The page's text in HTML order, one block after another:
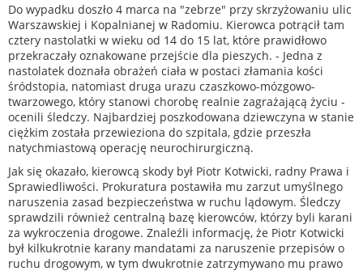
Do wypadku doszło 4 marca na "zebrze" przy skrzyżowaniu ulic
Warszawskiej i Kopalnianej w Radomiu. Kierowca potrącił tam
cztery nastolatki w wieku od 14 do 15 lat, które prawidłowo
przekraczały oznakowane przejście dla pieszych. - Jedna z
nastolatek doznała obrażeń ciała w postaci złamania kości
śródstopia, natomiast druga urazu czaszkowo-mózgowo-
twarzowego, który stanowi chorobę realnie zagrażającą życiu -
ocenili śledczy. Najbardziej poszkodowana dziewczyna w stanie
ciężkim została przewieziona do szpitala, gdzie przeszła
natychmiastową operację neurochirurgiczną.
Jak się okazało, kierowcą skody był Piotr Kotwicki, radny Prawa i
Sprawiedliwości. Prokuratura postawiła mu zarzut umyślnego
naruszenia zasad bezpieczeństwa w ruchu lądowym. Śledczy
sprawdzili również centralną bazę kierowców, którzy byli karani
za wykroczenia drogowe. Znaleźli informację, że Piotr Kotwicki
był kilkukrotnie karany mandatami za naruszenie przepisów o
ruchu drogowym, w tym dwukrotnie zatrzymywano mu prawo